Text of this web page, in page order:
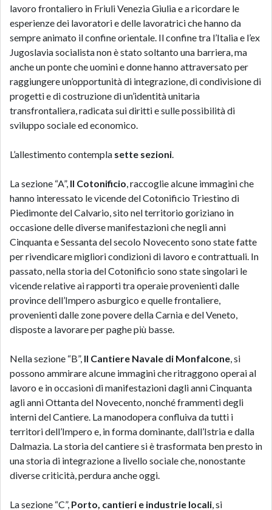
lavoro frontaliero in Friuli Venezia Giulia e a ricordare le
esperienze dei lavoratori e delle lavoratrici che hanno da
sempre animato il confine orientale. Il confine tra l’Italia e l’ex
Jugoslavia socialista non è stato soltanto una barriera, ma
anche un ponte che uomini e donne hanno attraversato per
raggiungere un’opportunità di integrazione, di condivisione di
progetti e di costruzione di un’identità unitaria
transfrontaliera, radicata sui diritti e sulle possibilità di
sviluppo sociale ed economico.
L’allestimento contempla sette sezioni.
La sezione “A”, Il Cotonificio, raccoglie alcune immagini che
hanno interessato le vicende del Cotonificio Triestino di
Piedimonte del Calvario, sito nel territorio goriziano in
occasione delle diverse manifestazioni che negli anni
Cinquanta e Sessanta del secolo Novecento sono state fatte
per rivendicare migliori condizioni di lavoro e contrattuali. In
passato, nella storia del Cotonificio sono state singolari le
vicende relative ai rapporti tra operaie provenienti dalle
province dell’Impero asburgico e quelle frontaliere,
provenienti dalle zone povere della Carnia e del Veneto,
disposte a lavorare per paghe più basse.
Nella sezione “B”, Il Cantiere Navale di Monfalcone, si
possono ammirare alcune immagini che ritraggono operai al
lavoro e in occasioni di manifestazioni dagli anni Cinquanta
agli anni Ottanta del Novecento, nonché frammenti degli
interni del Cantiere. La manodopera confluiva da tutti i
territori dell’Impero e, in forma dominante, dall’Istria e dalla
Dalmazia. La storia del cantiere si è trasformata ben presto in
una storia di integrazione a livello sociale che, nonostante
diverse criticità, perdura anche oggi.
La sezione “C”, Porto, cantieri e industrie locali, si